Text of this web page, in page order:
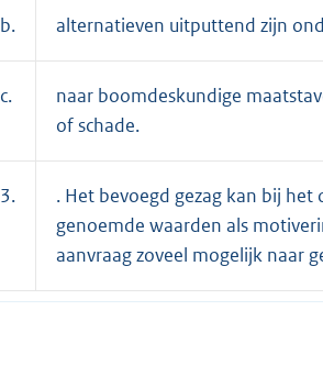
b. alternatieven uitputtend zijn
c.
naar boomdeskundige
of schade.
3.
. Het bevoegd gezag kan bij
genoemde waarden als
aanvraag zoveel mogelijk naar